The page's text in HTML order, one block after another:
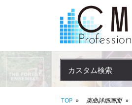
カスタム検索
TOP 楽曲詳細画面